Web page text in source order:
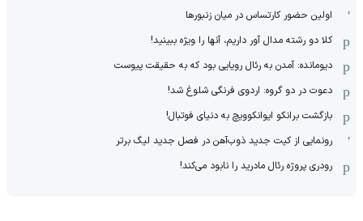
اولین حضور کارتساس در میان زنبورها
کلا دو‌ رشته مدال آور داریم، آنها را ویژه ببینید!
دیومانده: آمدن به رئال رویایی بود که به حقیقت پیوست
دعوت در دو گروه: اردوی فرنگی شلوغ شد!
بازگشت برانکو ایوانکوویچ به دنیای فوتبال!
رونمایی از کیت جدید ذوب‌آهن در فصل جدید لیگ برتر
رودری پروژه رئال مادرید را نابود می‌کند!